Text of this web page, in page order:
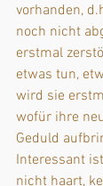
vorhanden,
noch nicht
erstmal
etwas tun,
wird sie
wofür ihre
Geduld
Interessant
nicht haart,